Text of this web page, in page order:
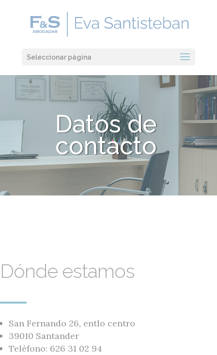
Seleccionar página
Datos de
contacto
Dónde estamos
San Fernando 26, entlo centro
39010 Santander
Teléfono: 626 31 02 94